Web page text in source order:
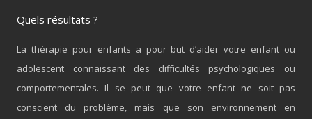
Quels résultats ?
La thérapie pour enfants a pour but d’aider votre enfant ou
adolescent connaissant des difficultés psychologiques ou
comportementales. Il se peut que votre enfant ne soit pas
conscient du problème, mais que son environnement en